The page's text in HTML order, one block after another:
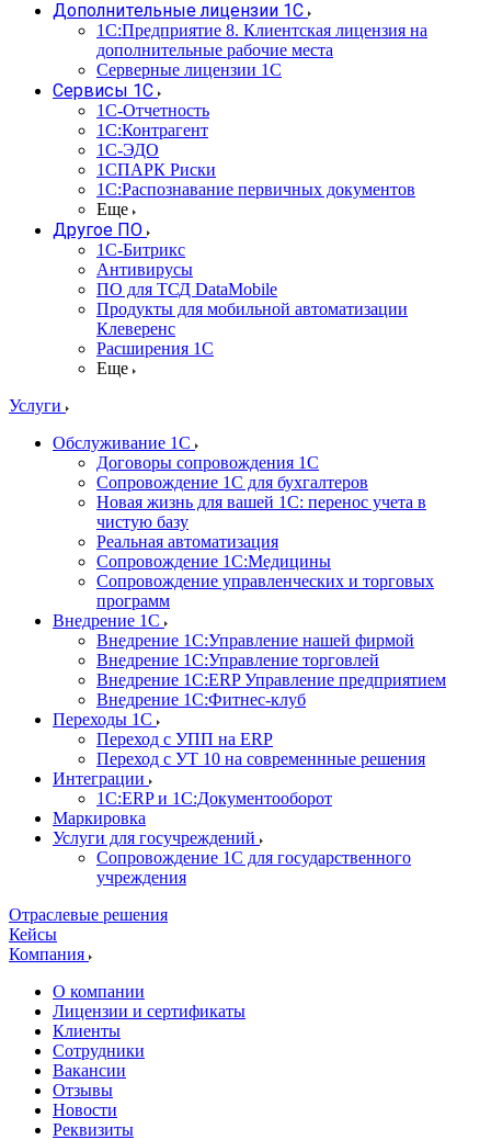
Дополнительные лицензии 1С
1С:Предприятие 8. Клиентская лицензия на
дополнительные рабочие места
Серверные лицензии 1С
Сервисы 1С
1С-Отчетность
1С:Контрагент
1С-ЭДО
1СПАРК Риски
1С:Распознавание первичных документов
Еще
Другое ПО
1С-Битрикс
Антивирусы
ПО для ТСД DataMobile
Продукты для мобильной автоматизации
Клеверенс
Расширения 1С
Еще
Услуги
Обслуживание 1С
Договоры сопровождения 1С
Сопровождение 1С для бухгалтеров
Новая жизнь для вашей 1С: перенос учета в
чистую базу
Реальная автоматизация
Сопровождение 1С:Медицины
Сопровождение управленческих и торговых
программ
Внедрение 1С
Внедрение 1С:Управление нашей фирмой
Внедрение 1С:Управление торговлей
Внедрение 1С:ERP Управление предприятием
Внедрение 1С:Фитнес-клуб
Переходы 1С
Переход с УПП на ERP
Переход с УТ 10 на современнные решения
Интеграции
1С:ERP и 1С:Документооборот
Маркировка
Услуги для госучреждений
Сопровождение 1С для государственного
учреждения
Отраслевые решения
Кейсы
Компания
О компании
Лицензии и сертификаты
Клиенты
Сотрудники
Вакансии
Отзывы
Новости
Реквизиты